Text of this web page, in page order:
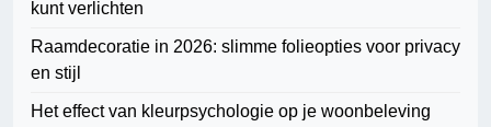
kunt verlichten
Raamdecoratie in 2026: slimme folieopties voor privacy
en stijl
Het effect van kleurpsychologie op je woonbeleving